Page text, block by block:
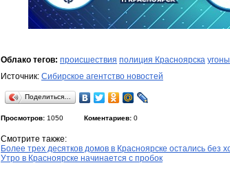
Облако тегов: происшествия полиция Красноярска
Источник: Сибирское агентство новостей
Поделиться…
Просмотров: 1050 Коментариев: 0
Смотрите также:
Более трех десятков домов в Красноярске остались без
Утро в Красноярске начинается с пробок